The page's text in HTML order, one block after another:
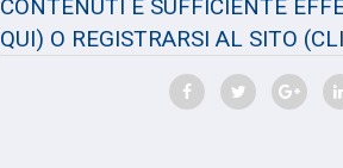
CONTENUTI È SUFFICIENTE
QUI) O REGISTRARSI AL SITO